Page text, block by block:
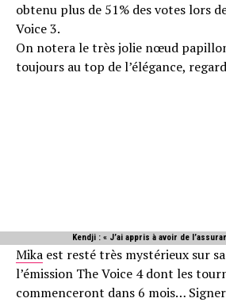
obtenu plus de 51% des votes lors
Voice 3.
On notera le très jolie nœud
toujours au top de l’élégance,
Kendji : « J’ai appris à avoir de
Mika est resté très mystérieux sur
l’émission The Voice 4 dont les
commenceront dans 6 mois…